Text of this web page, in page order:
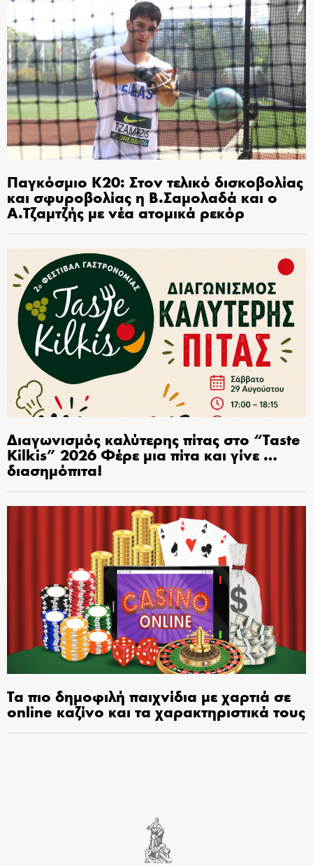
Παγκόσμιο Κ20: Στον τελικό δισκοβολίας
και σφυροβολίας η Β.Σαμολαδά και ο
Α.Τζαμτζής με νέα ατομικά ρεκόρ
Διαγωνισμός καλύτερης πίτας στο “Taste
Kilkis” 2026 Φέρε μια πίτα και γίνε …
διασημόπιτα!
Τα πιο δημοφιλή παιχνίδια με χαρτιά σε
online καζίνο και τα χαρακτηριστικά τους